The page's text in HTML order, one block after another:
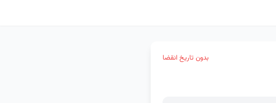
بدون تاریخ انقضا